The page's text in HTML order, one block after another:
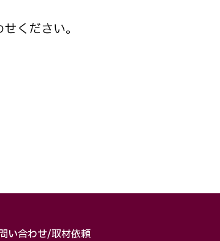
ください。
い合わせ/取材依頼